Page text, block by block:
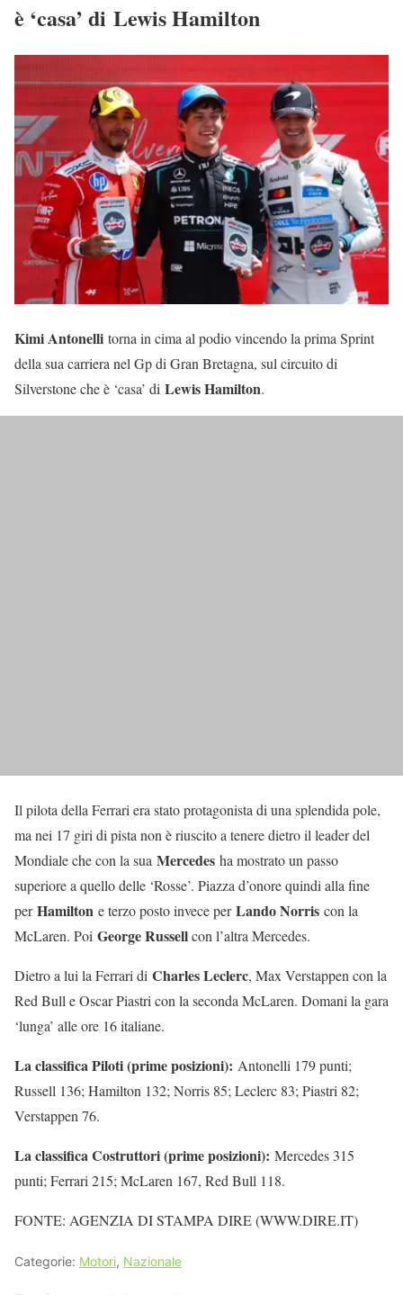
è ‘casa’ di Lewis Hamilton
Kimi Antonelli torna in cima al podio vincendo la prima Sprint
della sua carriera nel Gp di Gran Bretagna, sul circuito di
Silverstone che è ‘casa’ di Lewis Hamilton.
Il pilota della Ferrari era stato protagonista di una splendida pole,
ma nei 17 giri di pista non è riuscito a tenere dietro il leader del
Mondiale che con la sua Mercedes ha mostrato un passo
superiore a quello delle ‘Rosse’. Piazza d’onore quindi alla fine
perHamilton e terzo posto invece perLando Norris con la
McLaren. Poi George Russellcon l’altra Mercedes.
Dietro a lui la Ferrari di Charles Leclerc, Max Verstappen con la
Red Bull e Oscar Piastri con la seconda McLaren. Domani la gara
‘lunga’ alle ore 16 italiane.
La classifica Piloti (prime posizioni): Antonelli 179 punti;
Russell 136; Hamilton 132; Norris 85; Leclerc 83; Piastri 82;
Verstappen 76.
La classifica Costruttori (prime posizioni): Mercedes 315
punti; Ferrari 215; McLaren 167, Red Bull 118.
FONTE: AGENZIA DI STAMPA DIRE (WWW.DIRE.IT)
Categorie: Motori, Nazionale